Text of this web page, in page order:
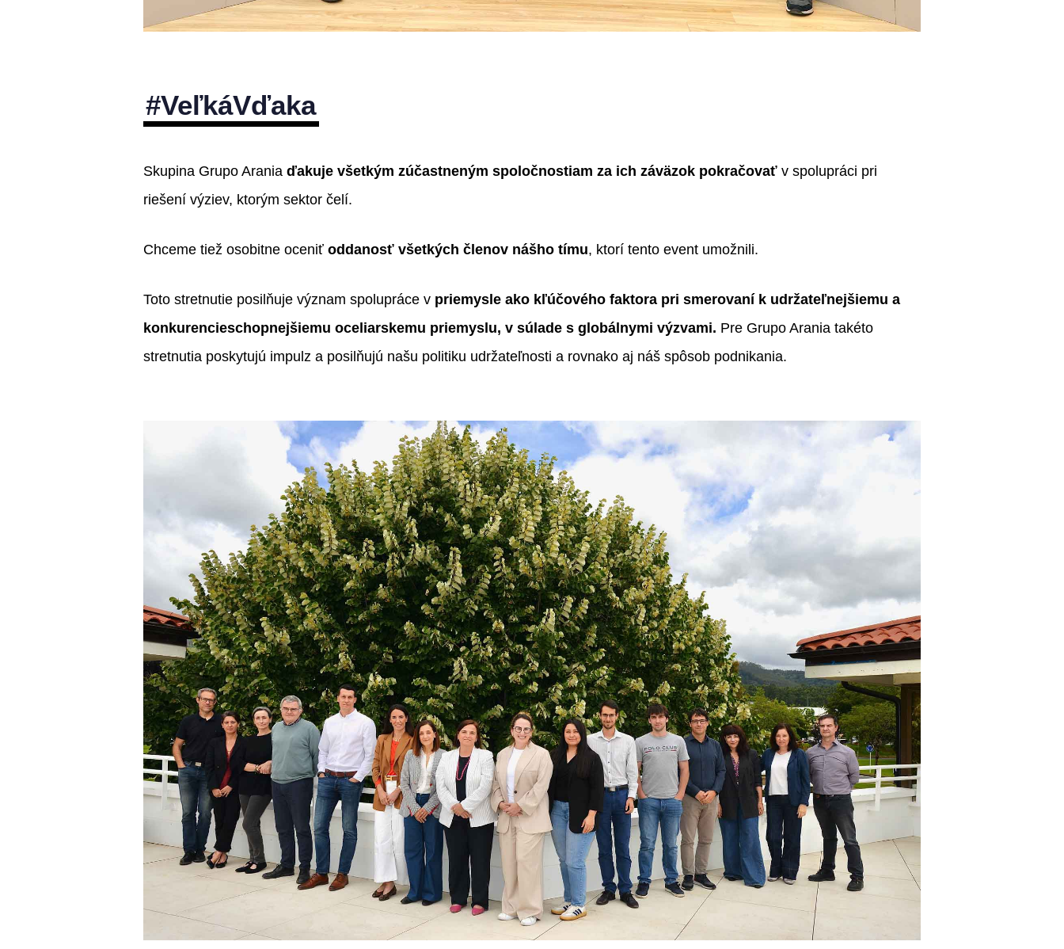
#VeľkáVďaka
Skupina Grupo Araniaďakuje všetkým zúčastneným spoločnostiam za ich záväzok pokračovaťv spolupráci pri
riešení výziev, ktorým sektor čelí.
Chceme tiež osobitne oceniťoddanosť všetkých členov nášho tímu, ktorí tento event umožnili.
Toto stretnutie posilňuje význam spolupráce v priemysle ako kľúčového faktora pri smerovaní k udržateľnejšiemu a
konkurencieschopnejšiemu oceliarskemu priemyslu, v súlade s globálnymi výzvami. Pre Grupo Arania takéto
stretnutia poskytujú impulz a posilňujú našu politiku udržateľnosti a rovnako aj náš spôsob podnikania.